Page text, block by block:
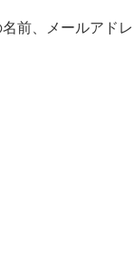
前、メールアドレ